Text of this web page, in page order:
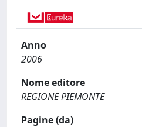
Anno
2006
Nome editore
REGIONE PIEMONTE
Pagine (da)